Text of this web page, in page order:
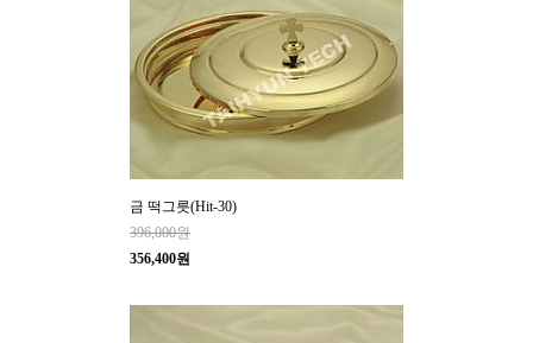
금 떡그릇(Hit-30)
396,000원
356,400원